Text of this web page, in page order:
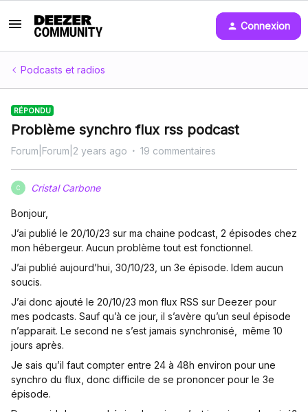
Connexion
Podcasts et radios
RÉPONDU
Problème synchro flux rss podcast
Forum|Forum|2 years ago 19 commentaires
C Cristal Carbone
Bonjour,
J’ai publié le 20/10/23 sur ma chaine podcast, 2 épisodes chez
mon hébergeur. Aucun problème tout est fonctionnel.
J’ai publié aujourd’hui, 30/10/23, un 3e épisode. Idem aucun
soucis.
J’ai donc ajouté le 20/10/23 mon flux RSS sur Deezer pour
mes podcasts. Sauf qu’à ce jour, il s’avère qu’un seul épisode
n’apparait. Le second ne s’est jamais synchronisé, même 10
jours après.
Je sais qu’il faut compter entre 24 à 48h environ pour une
synchro du flux, donc difficile de se prononcer pour le 3e
épisode.